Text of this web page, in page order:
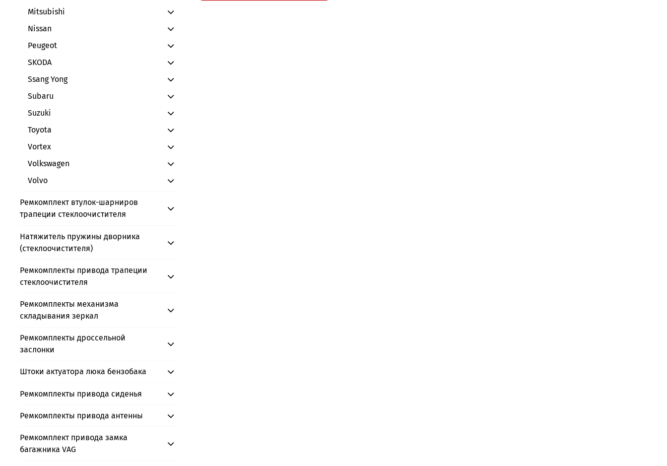
Mitsubishi
Nissan
Peugeot
SKODA
Ssang Yong
Subaru
Suzuki
Toyota
Vortex
Volkswagen
Volvo
Ремкомплект втулок-шарниров
трапеции стеклоочистителя
Натяжитель пружины дворника
(стеклоочистителя)
Ремкомплекты привода трапеции
стеклоочистителя
Ремкомплекты механизма
складывания зеркал
Ремкомплекты дроссельной
заслонки
Штоки актуатора люка бензобака
Ремкомплекты привода сиденья
Ремкомплекты привода антенны
Ремкомплект привода замка
багажника VAG